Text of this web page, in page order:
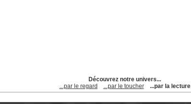
Découvrez notre univers...
...par le regard
...par le toucher ...par la lecture